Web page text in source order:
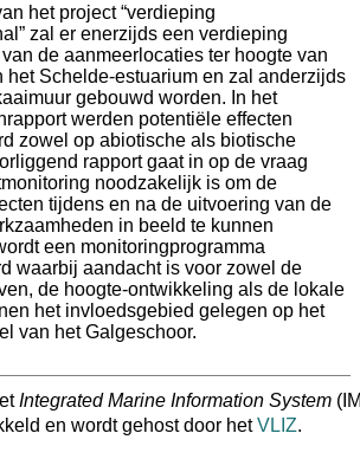
het project “verdieping
zal er enerzijds een verdieping
de aanmeerlocaties ter hoogte van
het Schelde-estuarium en zal anderzijds
gebouwd worden. In het
werden potentiële effecten
zowel op abiotische als biotische
rapport gaat in op de vraag
noodzakelijk is om de
tijdens en na de uitvoering van de
in beeld te kunnen
een monitoringprogramma
waarbij aandacht is voor zowel de
de hoogte-ontwikkeling als de lokale
het invloedsgebied gelegen op het
van het Galgeschoor.
Integrated Marine Information System
en wordt gehost door hetVLIZ.